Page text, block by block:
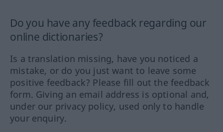
Do you have any feedback regarding our
online dictionaries?
Is a translation missing, have you noticed a
mistake, or do you just want to leave some
positive feedback? Please fill out the feedback
form. Giving an email address is optional and,
under our privacy policy, used only to handle
your enquiry.